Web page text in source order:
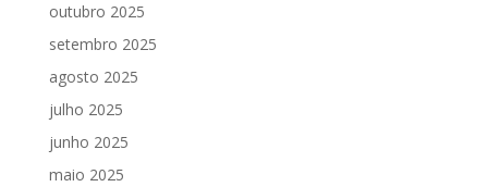
outubro 2025
setembro 2025
agosto 2025
julho 2025
junho 2025
maio 2025